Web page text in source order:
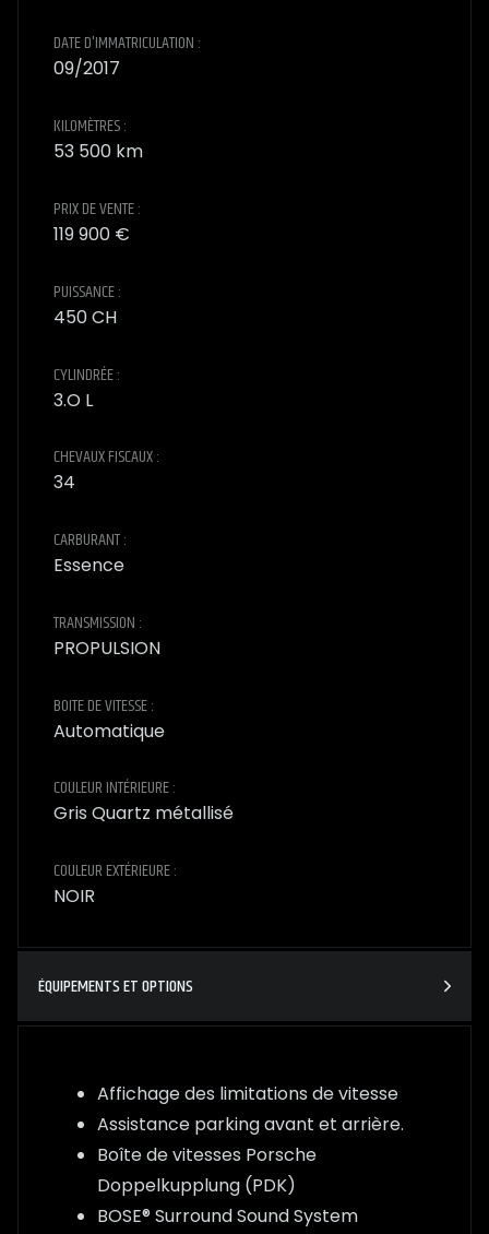
DATE D'IMMATRICULATION :
09/2017
KILOMÈTRES :
53 500 km
PRIX DE VENTE :
119 900 €
PUISSANCE :
450 CH
CYLINDRÉE :
3.O L
CHEVAUX FISCAUX :
34
CARBURANT :
Essence
TRANSMISSION :
PROPULSION
BOITE DE VITESSE :
Automatique
COULEUR INTÉRIEURE :
Gris Quartz métallisé
COULEUR EXTÉRIEURE :
NOIR
ÉQUIPEMENTS ET OPTIONS
Affichage des limitations de vitesse
Assistance parking avant et arrière.
Boîte de vitesses Porsche
Doppelkupplung (PDK)
BOSE® Surround Sound System